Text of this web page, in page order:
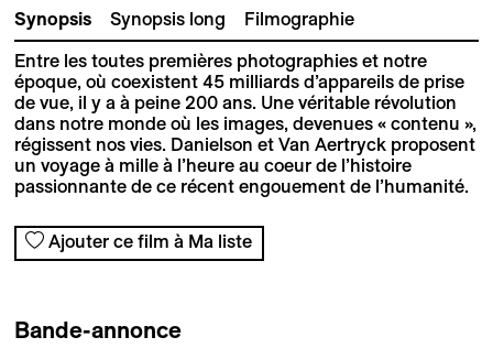
Synopsis Synopsis long Filmographie
Entre les toutes premières photographies et notre
époque, où coexistent 45 milliards d’appareils de prise
de vue, il y a à peine 200 ans. Une véritable révolution
dans notre monde où les images, devenues « contenu »,
régissent nos vies. Danielson et Van Aertryck proposent
un voyage à mille à l’heure au coeur de l’histoire
passionnante de ce récent engouement de l’humanité.
Ajouter ce film à Ma liste
Bande-annonce